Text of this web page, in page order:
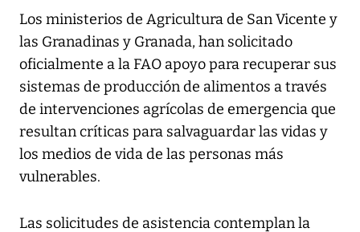
Los ministerios de Agricultura de San Vicente y
las Granadinas y Granada, han solicitado
oficialmente a la FAO apoyo para recuperar sus
sistemas de producción de alimentos a través
de intervenciones agrícolas de emergencia que
resultan críticas para salvaguardar las vidas y
los medios de vida de las personas más
vulnerables.
Las solicitudes de asistencia contemplan la